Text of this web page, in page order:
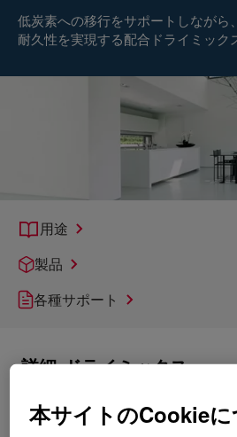
低炭素への移行をサポートしながら
耐久性を実現する配合ドライミック
用途
製品
各種サポート
詳細 ドライミックス
本サイトのCookieに